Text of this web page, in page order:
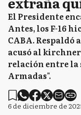
El Presidente
Antes, los F-16
CABA. Respaldó
acusó al
relación entre la
Armadas".
6 de diciembre de